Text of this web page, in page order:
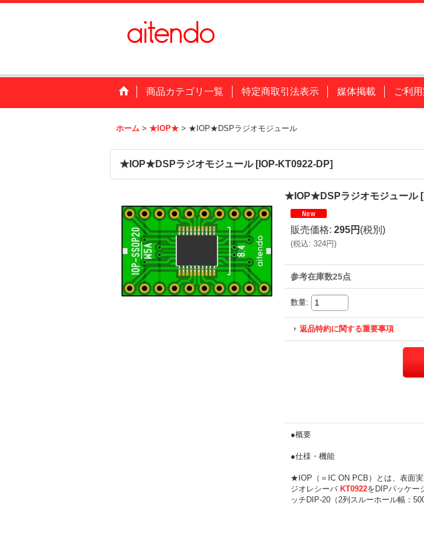
商品カテゴリ一覧 特定商取引法表示 媒体掲載 ご利
ホーム > ★IOP★ > ★IOP★DSPラジオモジュール
★IOP★DSPラジオモジュール [IOP-KT0922-DP]
★IOP★DSPラジオモジュール [
販売価格: 295円 (税別)
(税込: 324円)
参考在庫数25点
数量:
返品特約に関する重要事項
●概要
●仕様・機能
★IOP（＝IC ON PCB）とは、表面
ジオレシーバ KT0922をDIPパッケー
ッチDIP-20（2列スルーホール幅：